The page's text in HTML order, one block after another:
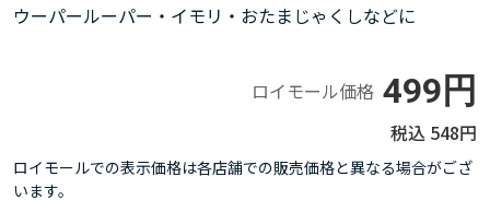
ウーパールーパー・イモリ・おたまじゃくしなどに
ロイモール価格 499円
548円
ロイモールでの表示価格は各店舗での販売価格と異なる場合がござ
います。